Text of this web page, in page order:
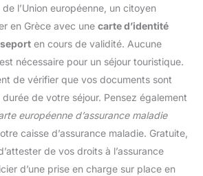
l’Union européenne, un citoyen
en Grèce avec une carte d’identité
en cours de validité. Aucune
nécessaire pour un séjour touristique.
de vérifier que vos documents sont
de votre séjour. Pensez également
européenne d’assurance maladie
caisse d’assurance maladie. Gratuite,
de vos droits à l’assurance
d’une prise en charge sur place en